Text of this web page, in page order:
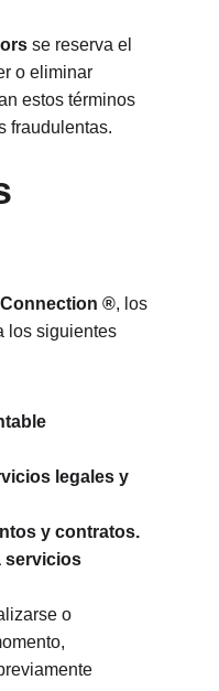
se reserva el
o eliminar
estos términos
fraudulentas.
®, los
los siguientes
legales y
y contratos.
servicios
o